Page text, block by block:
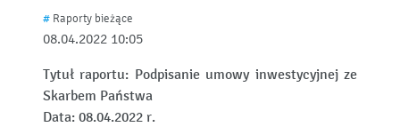
08.04.2022 10:05
# Raporty bieżące
Tytuł raportu: Podpisanie umowy inwestycyjnej ze
Skarbem Państwa
Data: 08.04.2022 r.